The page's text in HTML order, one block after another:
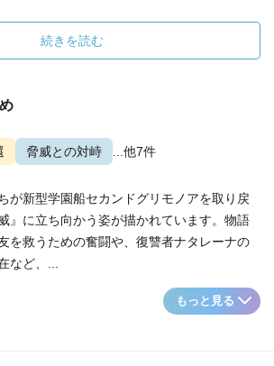
続きを読む
脅威との対峙 ...他7件
が新型学園船セカンドグリモノアを取り戻
』に立ち向かう姿が描かれています。物語
を救うための奮闘や、復讐者ナタレーナの
など、...
もっと見る